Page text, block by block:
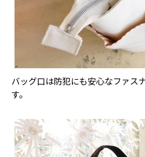
バッグ口は防犯にも安心なファス
す。